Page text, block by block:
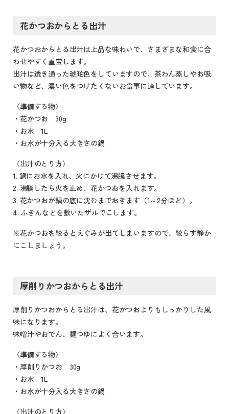
花かつおからとる出汁
花かつおからとる出汁は上品な味わいで、さまざまな和食に合
わせやすく重宝します。
出汁は透き通った琥珀色をしていますので、茶わん蒸しやお吸
い物など、濃い色をつけたくないお食事に適しています。
〈準備する物〉
・花かつお 30g
・お水 1L
・お水が十分入る大きさの鍋
〈出汁のとり方〉
1. 鍋にお水を入れ、火にかけて沸騰させます。
2. 沸騰したら火を止め、花かつおを入れます。
3. 花かつおが鍋の底に沈むまでおきます（1～2分ほど）。
4. ふきんなどを敷いたザルでこします。
※花かつおを絞るとえぐみが出てしまいますので、絞らず静か
にこしましょう。
厚削りかつおからとる出汁
厚削りかつおからとる出汁は、花かつおよりもしっかりした風
味になります。
味噌汁やおでん、麺つゆによく合います。
〈準備する物〉
・厚削りかつお 30g
・お水 1L
・お水が十分入る大きさの鍋
〈出汁のとり方〉